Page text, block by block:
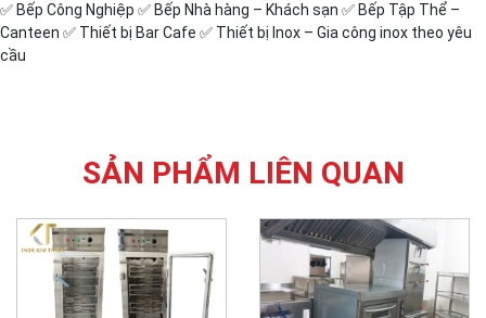
✅ Bếp Công Nghiệp ✅ Bếp Nhà hàng – Khách sạn ✅ Bếp Tập Thể –
Canteen ✅ Thiết bị Bar Cafe ✅ Thiết bị Inox – Gia công inox theo yêu
cầu
SẢN PHẨM LIÊN QUAN